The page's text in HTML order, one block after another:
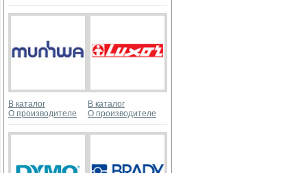
В каталог
О производителе
В каталог
О производителе